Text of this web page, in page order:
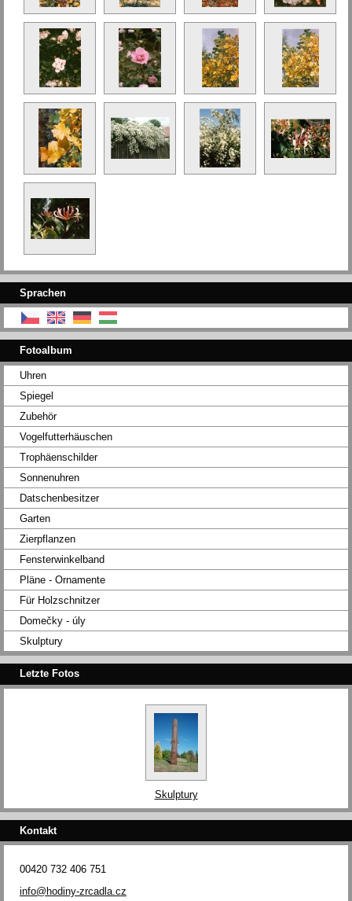
Sprachen
Fotoalbum
Uhren
Spiegel
Zubehör
Vogelfutterhäuschen
Trophäenschilder
Sonnenuhren
Datschenbesitzer
Garten
Zierpflanzen
Fensterwinkelband
Pläne - Ornamente
Für Holzschnitzer
Domečky - úly
Skulptury
Letzte Fotos
Skulptury
Kontakt
00420 732 406 751
info@hodiny-zrcadla.cz